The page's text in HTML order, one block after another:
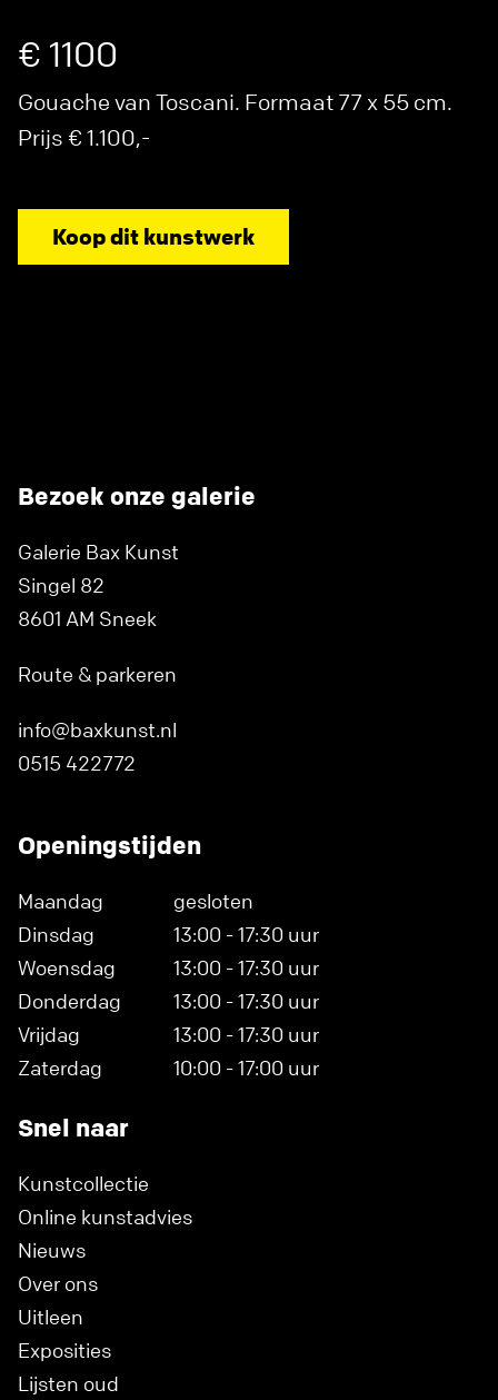
€ 1100
Gouache van Toscani. Formaat 77 x 55 cm.
Prijs € 1.100,-
Koop dit kunstwerk
Bezoek onze galerie
Galerie Bax Kunst
Singel 82
8601 AM Sneek
Route & parkeren
info@baxkunst.nl
0515 422772
Openingstijden
Maandag
gesloten
Dinsdag
13:00 - 17:30 uur
Woensdag
13:00 - 17:30 uur
Donderdag
13:00 - 17:30 uur
Vrijdag
13:00 - 17:30 uur
Zaterdag
10:00 - 17:00 uur
Snel naar
Kunstcollectie
Online kunstadvies
Nieuws
Over ons
Uitleen
Exposities
Lijsten oud